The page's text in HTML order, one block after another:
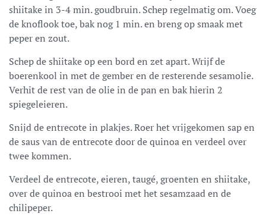
shiitake in 3-4 min. goudbruin. Schep regelmatig om. Voeg
de knoflook toe, bak nog 1 min. en breng op smaak met
peper en zout.
Schep de shiitake op een bord en zet apart. Wrijf de
boerenkool in met de gember en de resterende sesamolie.
Verhit de rest van de olie in de pan en bak hierin 2
spiegeleieren.
Snijd de entrecote in plakjes. Roer het vrijgekomen sap en
de saus van de entrecote door de quinoa en verdeel over
twee kommen.
Verdeel de entrecote, eieren, taugé, groenten en shiitake,
over de quinoa en bestrooi met het sesamzaad en de
chilipeper.